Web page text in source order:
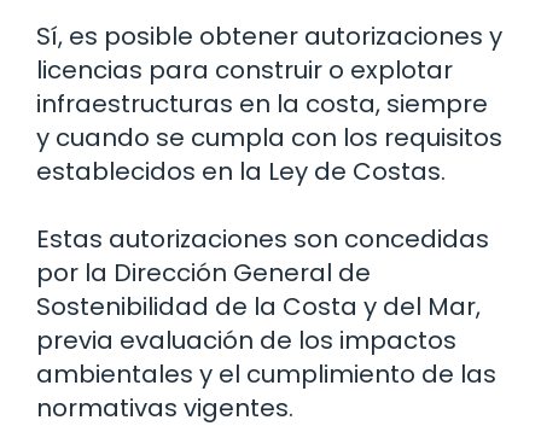
Sí, es posible obtener autorizaciones y
licencias para construir o explotar
infraestructuras en la costa, siempre
y cuando se cumpla con los requisitos
establecidos en la Ley de Costas.
Estas autorizaciones son concedidas
por la Dirección General de
Sostenibilidad de la Costa y del Mar,
previa evaluación de los impactos
ambientales y el cumplimiento de las
normativas vigentes.